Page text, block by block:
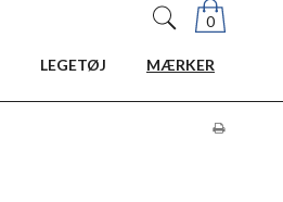
0
LEGETØJ MÆRKER